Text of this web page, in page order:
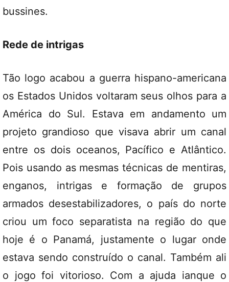
bussines.
Rede de intrigas
Tão logo acabou a guerra hispano-americana
os Estados Unidos voltaram seus olhos para a
América do Sul. Estava em andamento um
projeto grandioso que visava abrir um canal
entre os dois oceanos, Pacífico e Atlântico.
Pois usando as mesmas técnicas de mentiras,
enganos, intrigas e formação de grupos
armados desestabilizadores, o país do norte
criou um foco separatista na região do que
hoje é o Panamá, justamente o lugar onde
estava sendo construído o canal. Também ali
o jogo foi vitorioso. Com a ajuda ianque o